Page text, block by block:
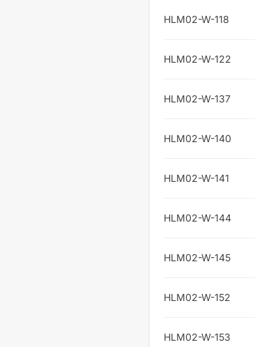
HLM02-W-118
HLM02-W-122
HLM02-W-137
HLM02-W-140
HLM02-W-141
HLM02-W-144
HLM02-W-145
HLM02-W-152
HLM02-W-153